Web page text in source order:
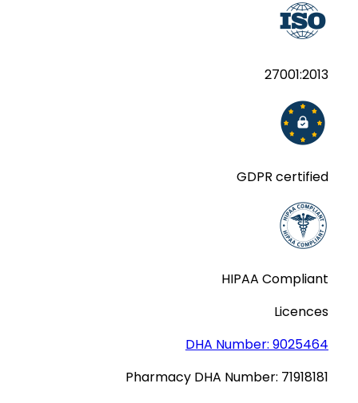
27001:2013
GDPR certified
HIPAA Compliant
Licences
DHA Number: 9025464
Pharmacy DHA Number: 71918181